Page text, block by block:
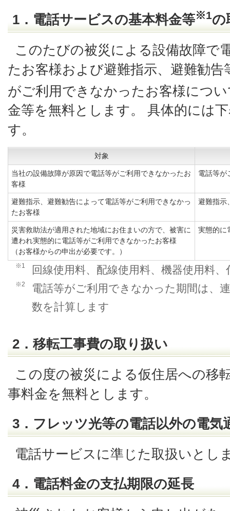
1．電話サービスの基本料金等※1の
このたびの被災による設備故障で
たお客様および避難指示、避難勧
がご利用できなかったお客様につ
金等を無料とします。 具体的には
す。
対象
当社の設備故障が原因で電話等がご利用できなかったお
客様
電話等が
避難指示、避難勧告によって電話等がご利用できなかっ
たお客様
避難指示
災害救助法が適用された地域にお住まいの方で、被害に
遭われ実態的に電話等がご利用できなかったお客様
（お客様からの申出が必要です。）
実態的に
※1 回線使用料、配線使用料、機器使用料
※2
電話等がご利用できなかった期間は、
数を計算します
2．移転工事費の取り扱い
この度の被災による仮住居への移
事料金を無料とします。
3．フレッツ光等の電話以外の電気
電話サービスに準じた取扱いとし
4．電話料金の支払期限の延長